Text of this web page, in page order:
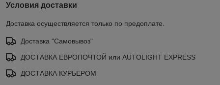
Условия доставки
Доставка осуществляется только по предоплате.
Доставка "Самовывоз"
ДОСТАВКА ЕВРОПОЧТОЙ или AUTOLIGHT EXPRESS
ДОСТАВКА КУРЬЕРОМ